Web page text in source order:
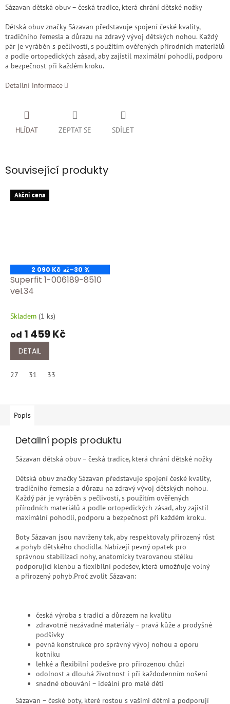
Sázavan dětská obuv – česká tradice, která chrání dětské nožky
Dětská obuv značky Sázavan představuje spojení české kvality,
tradičního řemesla a důrazu na zdravý vývoj dětských nohou. Každý
pár je vyráběn s pečlivostí, s použitím ověřených přírodních materiálů
a podle ortopedických zásad, aby zajistil maximální pohodlí, podporu
a bezpečnost při každém kroku.
Detailní informace
ZEPTAT SE
HLÍDAT SDÍLET
Související produkty
Akčni cena
2 090 Kč až–30 %
Superfit 1-006189-8510
vel.34
Skladem (1 ks)
od 1 459 Kč
DETAIL
27 31 33
Popis
Detailní popis produktu
Sázavan dětská obuv – česká tradice, která chrání dětské nožky
Dětská obuv značky Sázavan představuje spojení české kvality,
tradičního řemesla a důrazu na zdravý vývoj dětských nohou.
Každý pár je vyráběn s pečlivostí, s použitím ověřených
přírodních materiálů a podle ortopedických zásad, aby zajistil
maximální pohodlí, podporu a bezpečnost při každém kroku.
Boty Sázavan jsou navrženy tak, aby respektovaly přirozený růst
a pohyb dětského chodidla. Nabízejí pevný opatek pro
správnou stabilizaci nohy, anatomicky tvarovanou stélku
podporující klenbu a flexibilní podešev, která umožňuje volný
a přirozený pohyb.Proč zvolit Sázavan:
česká výroba s tradicí a důrazem na kvalitu
zdravotně nezávadné materiály – pravá kůže a prodyšné
podšívky
pevná konstrukce pro správný vývoj nohou a oporu
kotníku
lehké a flexibilní podešve pro přirozenou chůzi
odolnost a dlouhá životnost i při každodenním nošení
snadné obouvání – ideální pro malé děti
Sázavan – české boty, které rostou s vašimi dětmi a podporují